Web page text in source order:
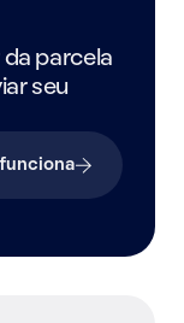
parcela
seu